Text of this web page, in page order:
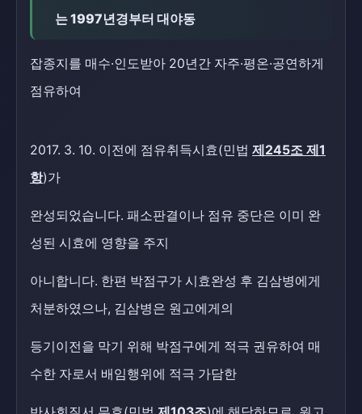
는 1997년경부터 대야동
잡종지를 매수·인도받아 20년간 자주·평온·공연하게
점유하여
2017. 3. 10. 이전에 점유취득시효(민법 제245조 제1
항)가
완성되었습니다. 패소판결이나 점유 중단은 이미 완
성된 시효에 영향을 주지
아니합니다. 한편 박점구가 시효완성 후 김삼병에게
처분하였으나, 김삼병은 원고에게의
등기이전을 막기 위해 박점구에게 적극 권유하여 매
수한 자로서 배임행위에 적극 가담한